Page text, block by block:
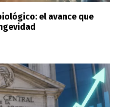
el avance que